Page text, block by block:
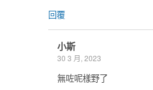
回覆
小斯
30 3 月, 2023
無咗呢樣野了